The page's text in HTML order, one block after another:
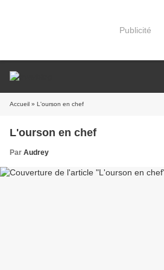
Publicité
Accueil » L'ourson en chef
L'ourson en chef
Par Audrey